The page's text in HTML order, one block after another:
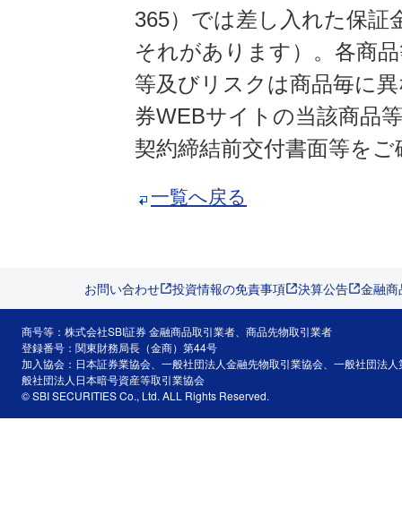
365）では差し入れた保証
それがあります）。各商
等及びリスクは商品毎に
券WEBサイトの当該商品
契約締結前交付書面等を
一覧へ戻る
お問い合わせ 投資情報の免責事項 決算公告 金融
商号等：株式会社SBI証券 金融商品取引業者、商品先物取引業者
登録番号：関東財務局長（金商）第44号
加入協会：日本証券業協会、一般社団法人金融先物取引業協会、一般社団法
般社団法人日本暗号資産等取引業協会
© SBI SECURITIES Co., Ltd. ALL Rights Reserved.